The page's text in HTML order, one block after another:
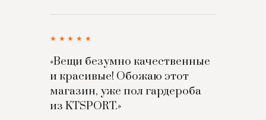
★★★★★
«Вещи безумно качественные
и красивые! Обожаю этот
магазин, уже пол гардероба
из KTSPORT.»